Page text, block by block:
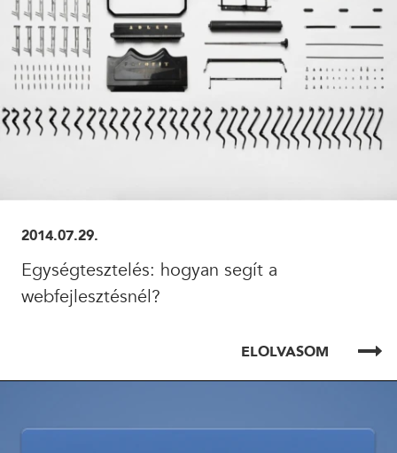
2014.07.29.
Egységtesztelés: hogyan segít a
webfejlesztésnél?
ELOLVASOM